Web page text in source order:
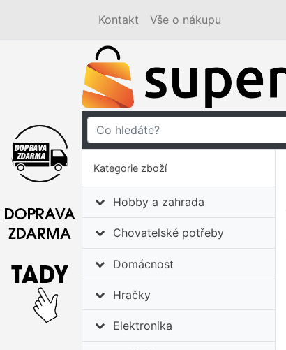
Kontakt Vše o nákupu
Kategorie zboží
Hobby a zahrada
Chovatelské potřeby
Domácnost
Hračky
Elektronika